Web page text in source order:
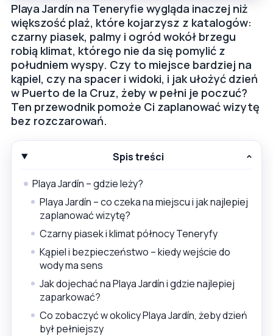
Playa Jardín na Teneryfie wygląda inaczej niż
większość plaż, które kojarzysz z katalogów:
czarny piasek, palmy i ogród wokół brzegu
robią klimat, którego nie da się pomylić z
południem wyspy. Czy to miejsce bardziej na
kąpiel, czy na spacer i widoki, i jak ułożyć dzień
w Puerto de la Cruz, żeby w pełni je poczuć?
Ten przewodnik pomoże Ci zaplanować wizytę
bez rozczarowań.
Spis treści
Playa Jardín – gdzie leży?
Playa Jardín – co czeka na miejscu i jak najlepiej
zaplanować wizytę?
Czarny piasek i klimat północy Teneryfy
Kąpiel i bezpieczeństwo – kiedy wejście do
wody ma sens
Jak dojechać na Playa Jardín i gdzie najlepiej
zaparkować?
Co zobaczyć w okolicy Playa Jardín, żeby dzień
był pełniejszy